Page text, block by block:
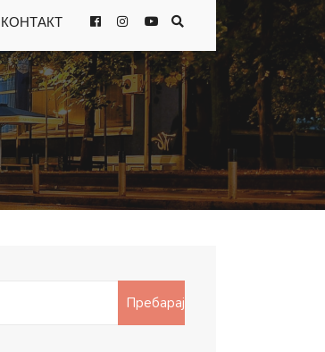
КОНТАКТ
Пребарај